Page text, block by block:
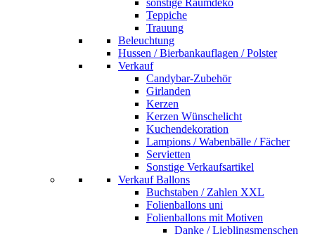
Teppiche
Trauung
Beleuchtung
Hussen / Bierbankauflagen / Polster
Verkauf
Candybar-Zubehör
Girlanden
Kerzen
Kerzen Wünschelicht
Kuchendekoration
Lampions / Wabenbälle / Fächer
Servietten
Sonstige Verkaufsartikel
Verkauf Ballons
Buchstaben / Zahlen XXL
Folienballons uni
Folienballons mit Motiven
Danke / Lieblingsmenschen